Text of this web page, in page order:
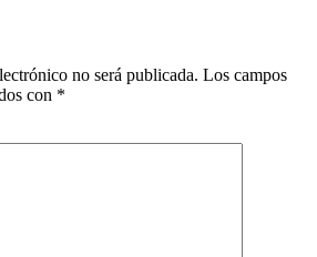
no será publicada. Los campos
con *